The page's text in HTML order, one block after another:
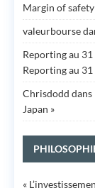
Margin of safety
valeurbourse
Reporting au
Reporting au
Chrisdodd dans
Japan »
«